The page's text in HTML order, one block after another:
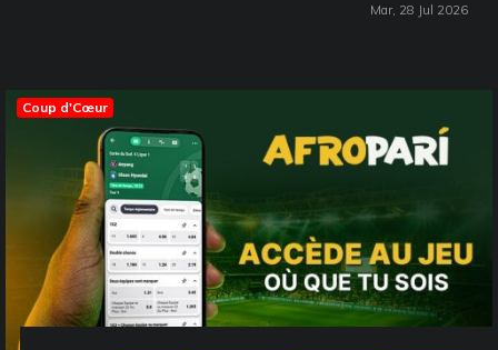
Mar, 28 Jul 2026
Coup d'Cœur